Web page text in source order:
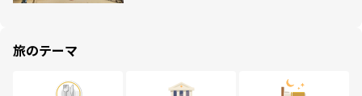
旅のテーマ